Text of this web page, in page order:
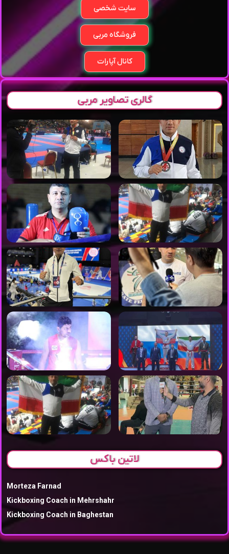
سایت شخصی
فروشگاه مربی
کانال آپارات
گالری تصاویر مربی
لاتین باکس
Morteza Farnad
Kickboxing Coach in Mehrshahr
Kickboxing Coach in Baghestan